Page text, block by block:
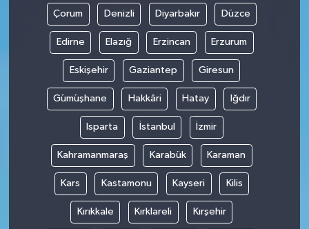
Çorum Denizli Diyarbakır Düzce
Edirne Elazığ Erzincan Erzurum
Eskişehir Gaziantep Giresun
Gümüşhane Hakkâri Hatay Iğdır
Isparta İstanbul İzmir
Kahramanmaraş Karabük Karaman
Kars Kastamonu Kayseri Kilis
Kırıkkale Kırklareli Kırşehir
VİDEO HABER
YAŞAM